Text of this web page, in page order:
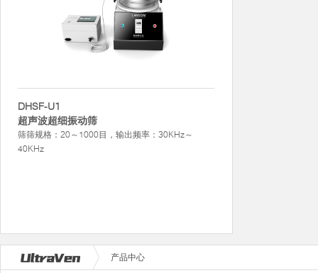
DHSF-U1
超声波超细振动筛
筛筛规格：20～1000目，输出频率：30KHz～
40KHz
产品中心